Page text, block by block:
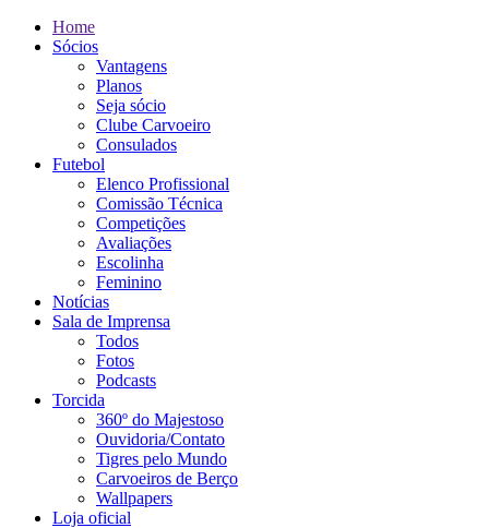
Home
Sócios
Vantagens
Planos
Seja sócio
Clube Carvoeiro
Consulados
Futebol
Elenco Profissional
Comissão Técnica
Competições
Avaliações
Escolinha
Feminino
Notícias
Sala de Imprensa
Todos
Fotos
Podcasts
Torcida
360º do Majestoso
Ouvidoria/Contato
Tigres pelo Mundo
Carvoeiros de Berço
Wallpapers
Loja oficial